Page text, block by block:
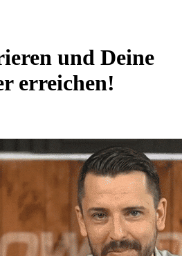
und Deine
erreichen!